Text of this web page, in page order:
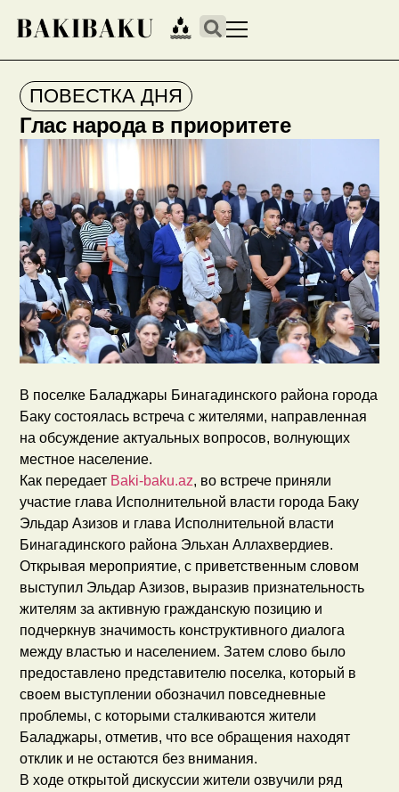
ПОВЕСТКА ДНЯ
Глас народа в приоритете
В поселке Баладжары Бинагадинского района города
Баку состоялась встреча с жителями, направленная
на обсуждение актуальных вопросов, волнующих
местное население.
Как передает Baki-baku.az, во встрече приняли
участие глава Исполнительной власти города Баку
Эльдар Азизов и глава Исполнительной власти
Бинагадинского района Эльхан Аллахвердиев.
Открывая мероприятие, с приветственным словом
выступил Эльдар Азизов, выразив признательность
жителям за активную гражданскую позицию и
подчеркнув значимость конструктивного диалога
между властью и населением. Затем слово было
предоставлено представителю поселка, который в
своем выступлении обозначил повседневные
проблемы, с которыми сталкиваются жители
Баладжары, отметив, что все обращения находят
отклик и не остаются без внимания.
В ходе открытой дискуссии жители озвучили ряд